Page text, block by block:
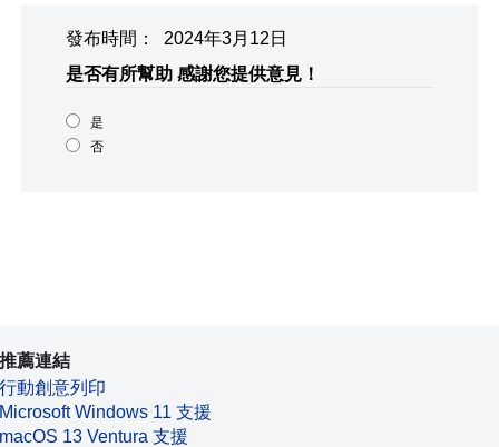
發布時間： 2024年3月12日
是否有所幫助 感謝您提供意見！
是
否
推薦連結
行動創意列印
Microsoft Windows 11 支援
macOS 13 Ventura 支援